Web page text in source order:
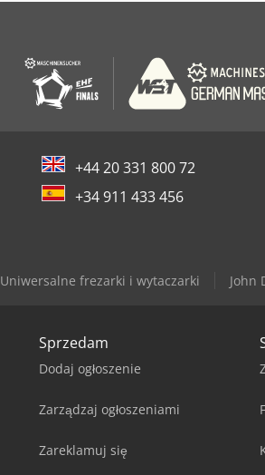
+44 20 331 800 72
+34 911 433 456
Uniwersalne frezarki i wytaczarki John
Sprzedam
Dodaj ogłoszenie
Zarządzaj ogłoszeniami
Zareklamuj się